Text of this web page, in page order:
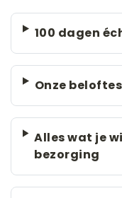
100 dagen
Onze
Alles wat je
bezorging